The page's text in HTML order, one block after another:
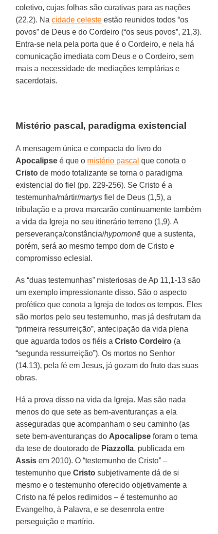
coletivo, cujas folhas são curativas para as nações
(22,2). Nacidade celeste estão reunidos todos “os
povos” de Deus e do Cordeiro (“os seus povos”, 21,3).
Entra-se nela pela porta que é o Cordeiro, e nela há
comunicação imediata com Deus e o Cordeiro, sem
mais a necessidade de mediações templárias e
sacerdotais.
Mistério pascal, paradigma existencial
A mensagem única e compacta do livro do
Apocalipse é que o mistério pascal que conota o
Cristo de modo totalizante se torna o paradigma
existencial do fiel (pp. 229-256). Se Cristo é a
testemunha/mártir/martys fiel de Deus (1,5), a
tribulação e a prova marcarão continuamente também
a vida da Igreja no seu itinerário terreno (1,9). A
perseverança/constância/hypomonē que a sustenta,
porém, será ao mesmo tempo dom de Cristo e
compromisso eclesial.
As “duas testemunhas” misteriosas de Ap 11,1-13 são
um exemplo impressionante disso. São o aspecto
profético que conota a Igreja de todos os tempos. Eles
são mortos pelo seu testemunho, mas já desfrutam da
“primeira ressurreição”, antecipação da vida plena
que aguarda todos os fiéis aCristo Cordeiro (a
“segunda ressurreição”). Os mortos no Senhor
(14,13), pela fé em Jesus, já gozam do fruto das suas
obras.
Há a prova disso na vida da Igreja. Mas são nada
menos do que sete as bem-aventuranças a ela
asseguradas que acompanham o seu caminho (as
sete bem-aventuranças do Apocalipse foram o tema
da tese de doutorado de Piazzolla, publicada em
Assis em 2010). O “testemunho de Cristo” –
testemunho queCristo subjetivamente dá de si
mesmo e o testemunho oferecido objetivamente a
Cristo na fé pelos redimidos – é testemunho ao
Evangelho, à Palavra, e se desenrola entre
perseguição e martírio.